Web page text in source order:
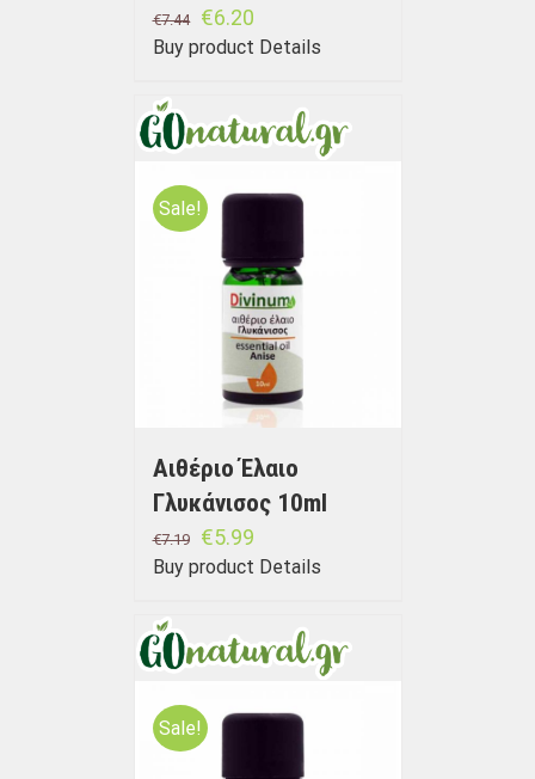
€7.44 €6.20
Buy product Details
Sale!
Αιθέριο Έλαιο
Γλυκάνισος 10ml
€7.19 €5.99
Buy product Details
Sale!